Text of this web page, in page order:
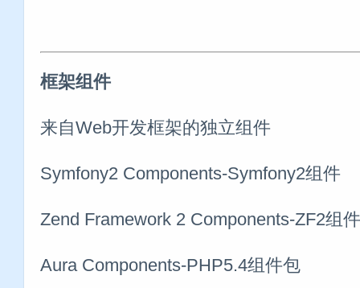
框架组件
来自Web开发框架的独立组件
Symfony2 Components-Symfony2组件
Zend Framework 2 Components-ZF2组件
Aura Components-PHP5.4组件包